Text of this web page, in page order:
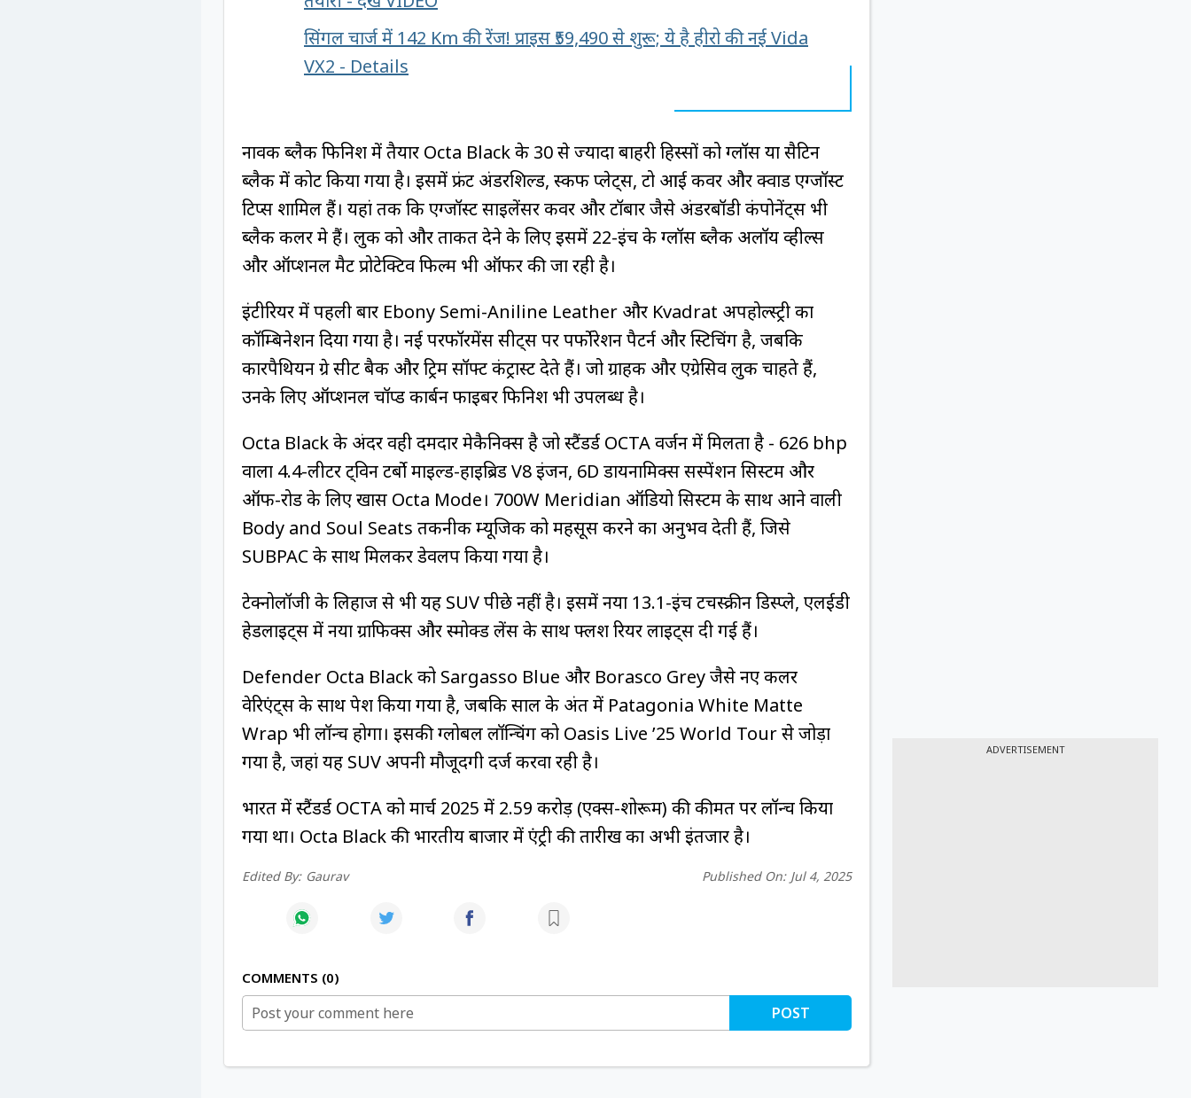
सिंगल चार्ज में 142 Km की रेंज! प्राइस ₹59,490 से शुरू; ये है हीरो की नई Vida
VX2 - Details
नार्विक ब्लैक फिनिश में तैयार Octa Black के 30 से ज्यादा बाहरी हिस्सों को ग्लॉस या सैटिन
ब्लैक में कोट किया गया है। इसमें फ्रंट अंडरशिल्ड, स्कफ प्लेट्स, टो आई कवर और क्वाड एग्जॉस्ट
टिप्स शामिल हैं। यहां तक कि एग्जॉस्ट साइलेंसर कवर और टॉबार जैसे अंडरबॉडी कंपोनेंट्स भी
ब्लैक कलर मे हैं। लुक को और ताकत देने के लिए इसमें 22-इंच के ग्लॉस ब्लैक अलॉय व्हील्स
और ऑप्शनल मैट प्रोटेक्टिव फिल्म भी ऑफर की जा रही है।
इंटीरियर में पहली बार Ebony Semi-Aniline Leather और Kvadrat अपहोल्स्ट्री का
कॉम्बिनेशन दिया गया है। नई परफॉरमेंस सीट्स पर पर्फोरेशन पैटर्न और स्टिचिंग है, जबकि
कारपैथियन ग्रे सीट बैक और ट्रिम सॉफ्ट कंट्रास्ट देते हैं। जो ग्राहक और एग्रेसिव लुक चाहते हैं,
उनके लिए ऑप्शनल चॉप्ड कार्बन फाइबर फिनिश भी उपलब्ध है।
Octa Black के अंदर वही दमदार मेकैनिक्स है जो स्टैंडर्ड OCTA वर्जन में मिलता है - 626 bhp
वाला 4.4-लीटर ट्विन टर्बो माइल्ड-हाइब्रिड V8 इंजन, 6D डायनामिक्स सस्पेंशन सिस्टम और
ऑफ-रोड के लिए खास Octa Mode। 700W Meridian ऑडियो सिस्टम के साथ आने वाली
Body and Soul Seats तकनीक म्यूजिक को महसूस करने का अनुभव देती हैं, जिसे
SUBPAC के साथ मिलकर डेवलप किया गया है।
टेक्नोलॉजी के लिहाज से भी यह SUV पीछे नहीं है। इसमें नया 13.1-इंच टचस्क्रीन डिस्प्ले, एलईडी
हेडलाइट्स में नया ग्राफिक्स और स्मोक्ड लेंस के साथ फ्लश रियर लाइट्स दी गई हैं।
Defender Octa Black को Sargasso Blue और Borasco Grey जैसे नए कलर
वेरिएंट्स के साथ पेश किया गया है, जबकि साल के अंत में Patagonia White Matte
Wrap भी लॉन्च होगा। इसकी ग्लोबल लॉन्चिंग को Oasis Live ’25 World Tour से जोड़ा
गया है, जहां यह SUV अपनी मौजूदगी दर्ज करवा रही है।
भारत में स्टैंडर्ड OCTA को मार्च 2025 में ₹2.59 करोड़ (एक्स-शोरूम) की कीमत पर लॉन्च किया
गया था। Octa Black की भारतीय बाजार में एंट्री की तारीख का अभी इंतजार है।
Edited By: Gaurav Published On: Jul 4, 2025
COMMENTS 0
POST
ADVERTISEMENT